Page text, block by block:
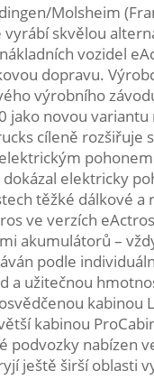
Molsheim
skvělou
vozidel
dopravu.
výrobního
jako novou
cíleně rozšiřuje
elektricky
těžké dálkové
ve verzích
akumulátorů –
podle
a užitečnou
kabinou
kabinou
podvozky nabízen
ještě širší oblasti